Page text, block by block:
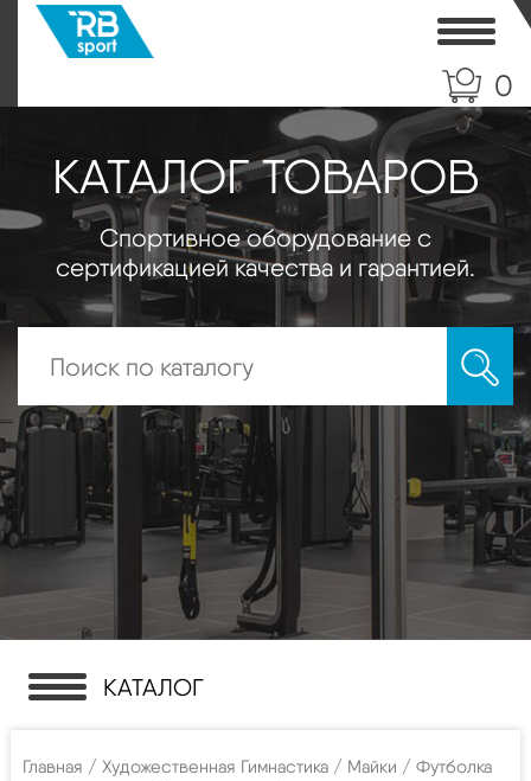
0
КАТАЛОГ ТОВАРОВ
Спортивное оборудование с
сертификацией качества и гарантией.
КАТАЛОГ
Главная / Художественная Гимнастика / Майки / Футболка